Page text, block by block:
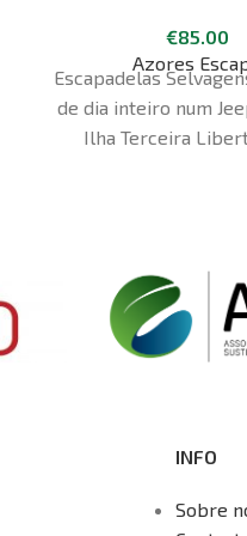
€85.00
Azores
Escapadelas
de dia inteiro num
Ilha Terceira
Safari de dia inteiro
aventura todo-o-
nenhuma outra.
completamente
INFO
Sobre